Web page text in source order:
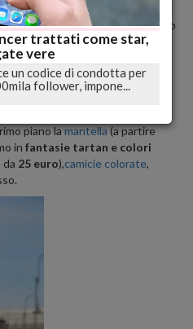
a pubblicare la notizia secondo
di Reggio Emilia dopo un
piano lamantella(a partire
in fantasie tartan e colori
da 25 euro),camicie colorate,
trattati come star,
vere
un codice di condotta per
follower, impone...